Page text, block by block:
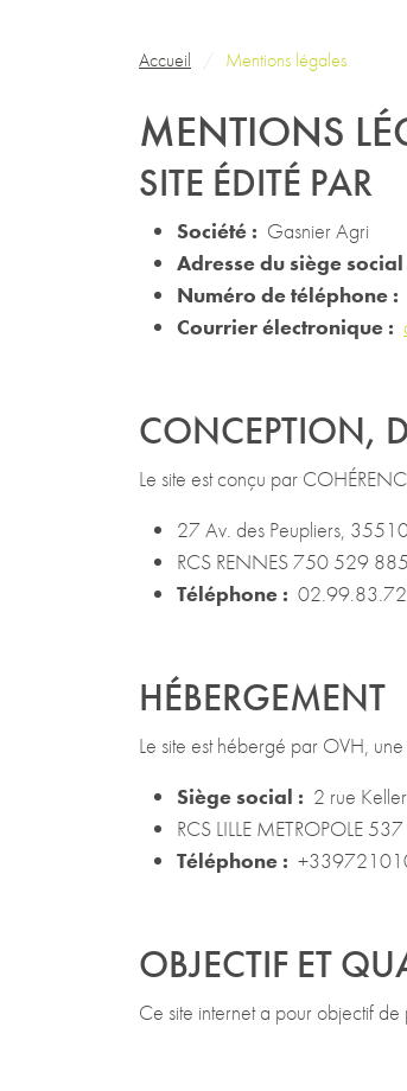
Fil d'Ariane
Accueil Mentions légales
MENTIONS
SITE ÉDITÉ PAR
Société : Gasnier Agri
Adresse du siège social
Numéro de téléphone :
Courrier électronique :
CONCEPTION,
Le site est conçu par
27 Av. des Peupliers,
RCS RENNES 750 529 885
Téléphone :
HÉBERGEMENT
Le site est hébergé par OVH,
Siège social : 2 rue
RCS LILLE METROPOLE
Téléphone :
OBJECTIF ET
Ce site internet a pour objectif